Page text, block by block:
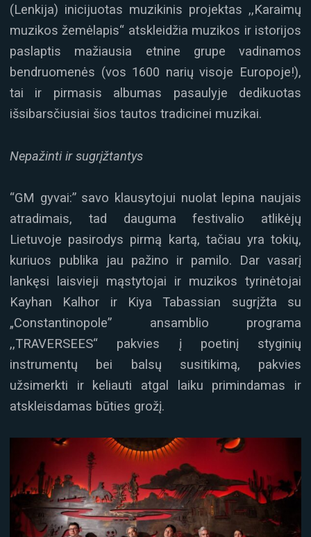
(Lenkija) inicijuotas muzikinis projektas ,,Karaimų
muzikos žemėlapis“ atskleidžia muzikos ir istorijos
paslaptis mažiausia etnine grupe vadinamos
bendruomenės (vos 1600 narių visoje Europoje!),
tai ir pirmasis albumas pasaulyje dedikuotas
išsibarsčiusiai šios tautos tradicinei muzikai.
Nepažinti ir sugrįžtantys
“GM gyvai:” savo klausytojui nuolat lepina naujais
atradimais, tad dauguma festivalio atlikėjų
Lietuvoje pasirodys pirmą kartą, tačiau yra tokių,
kuriuos publika jau pažino ir pamilo. Dar vasarį
lankęsi laisvieji mąstytojai ir muzikos tyrinėtojai
Kayhan Kalhor ir Kiya Tabassian sugrįžta su
„Constantinopole” ansamblio programa
,,TRAVERSEES“ pakvies į poetinį styginių
instrumentų bei balsų susitikimą, pakvies
užsimerkti ir keliauti atgal laiku primindamas ir
atskleisdamas būties grožį.